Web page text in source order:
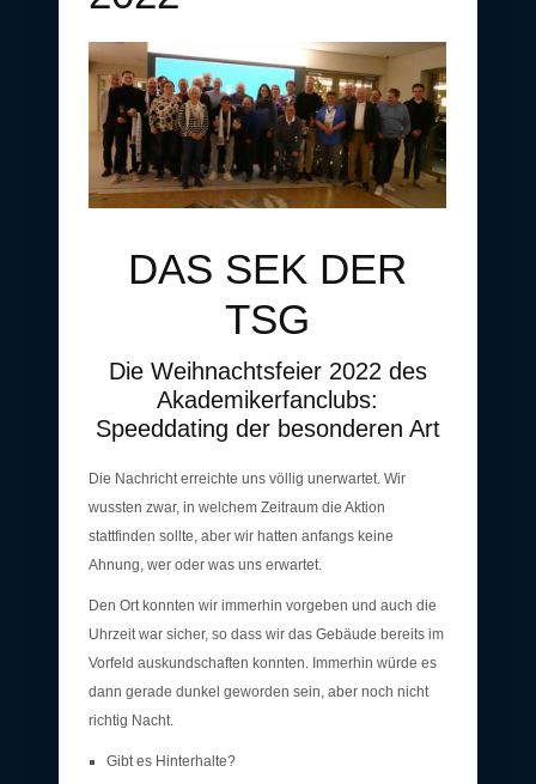
DAS SEK DER
TSG
Die Weihnachtsfeier 2022 des
Akademikerfanclubs:
Speeddating der besonderen Art
Die Nachricht erreichte uns völlig unerwartet. Wir
wussten zwar, in welchem Zeitraum die Aktion
stattfinden sollte, aber wir hatten anfangs keine
Ahnung, wer oder was uns erwartet.
Den Ort konnten wir immerhin vorgeben und auch die
Uhrzeit war sicher, so dass wir das Gebäude bereits im
Vorfeld auskundschaften konnten. Immerhin würde es
dann gerade dunkel geworden sein, aber noch nicht
richtig Nacht.
Gibt es Hinterhalte?